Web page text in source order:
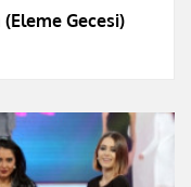
(Eleme Gecesi)